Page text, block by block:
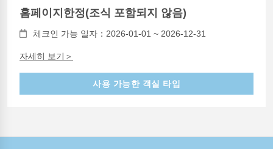
홈페이지한정(조식 포함되지 않음)
체크인 가능 일자：2026-01-01 ~ 2026-12-31
자세히 보기＞
사용 가능한 객실 타입